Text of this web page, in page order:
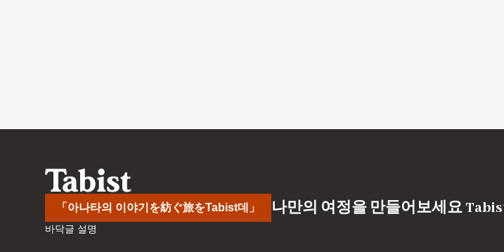
「아나타의 이야기を紡ぐ旅をTabist데」 나만의 여정을 만들어보세요
바닥글 설명